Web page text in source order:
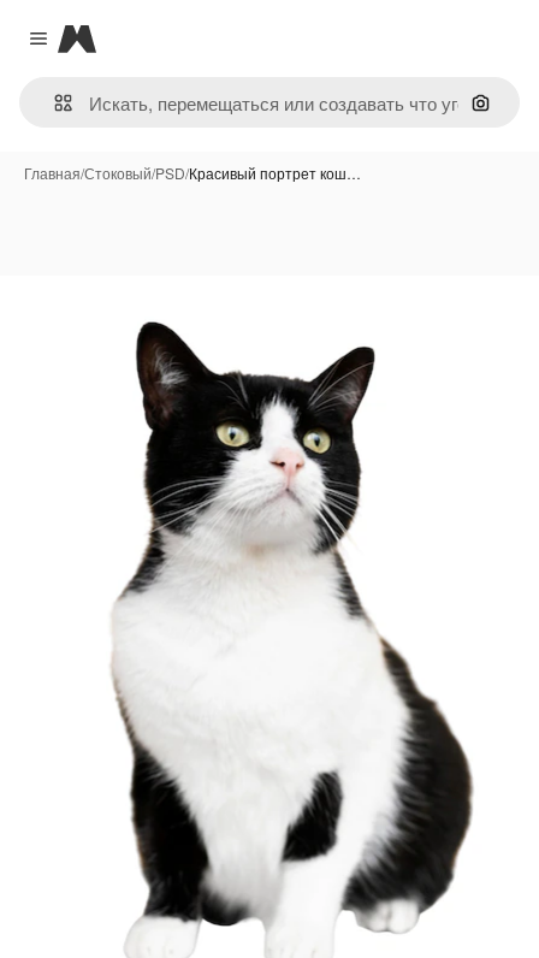
Close menu
Magnific
Поиск
Главная/Стоковый/PSD/Красивый портрет кош…